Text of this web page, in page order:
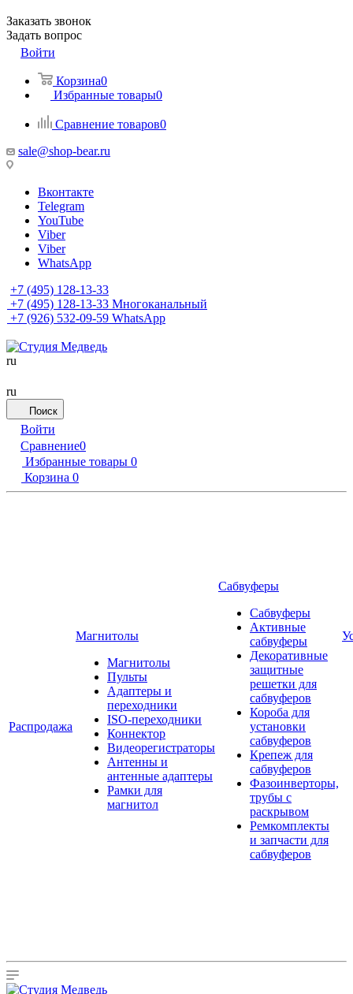
Заказать звонок
Задать вопрос
Войти
Корзина0
Избранные товары0
Сравнение товаров0
sale@shop-bear.ru
Вконтакте
Telegram
YouTube
Viber
Viber
WhatsApp
+7 (495) 128-13-33
+7 (495) 128-13-33 Многоканальный
+7 (926) 532-09-59 WhatsApp
ru
ru
Поиск
Войти
Сравнение0
Избранные товары 0
Корзина 0
Распродажа
Магнитолы
Магнитолы
Пульты
Адаптеры и
переходники
ISO-переходники
Коннектор
Видеорегистраторы
Антенны и
антенные адаптеры
Рамки для
магнитол
Сабвуферы
Сабвуферы
Активные
сабвуферы
Декоративные
защитные
решетки для
сабвуферов
Короба для
установки
сабвуферов
Крепеж для
сабвуферов
Фазоинверторы,
трубы с
раскрывом
Ремкомплекты
и запчасти для
сабвуферов